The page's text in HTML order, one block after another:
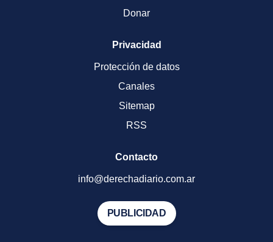
Donar
Privacidad
Protección de datos
Canales
Sitemap
RSS
Contacto
info@derechadiario.com.ar
PUBLICIDAD